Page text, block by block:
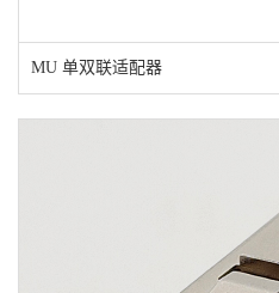
MU 单双联适配器